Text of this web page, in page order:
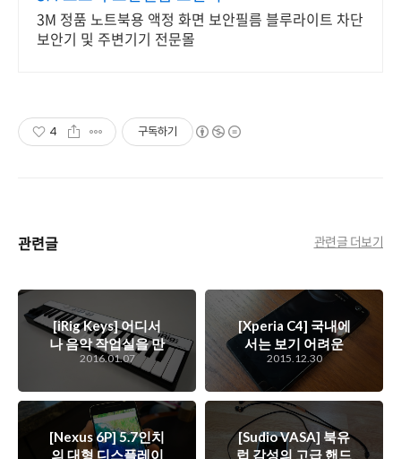
3M 정품 노트북용 액정 화면 보안필름 블루라이트 차단
보안기 및 주변기기 전문몰
4 구독하기
관련글 관련글 더보기
[iRig Keys] 어디서
나 음악 작업실을 만
들 수 있는 포터블
Multimedia iRig
Keys 간단 스케치
2016.01.07
[Xperia C4] 국내에
서는 보기 어려운
Sony의 Xperia C4
의 간단 리뷰
2015.12.30
[Nexus 6P] 5.7인치
의 대형 디스플레이
[Sudio VASA] 북유
럽 감성의 고급 핸드